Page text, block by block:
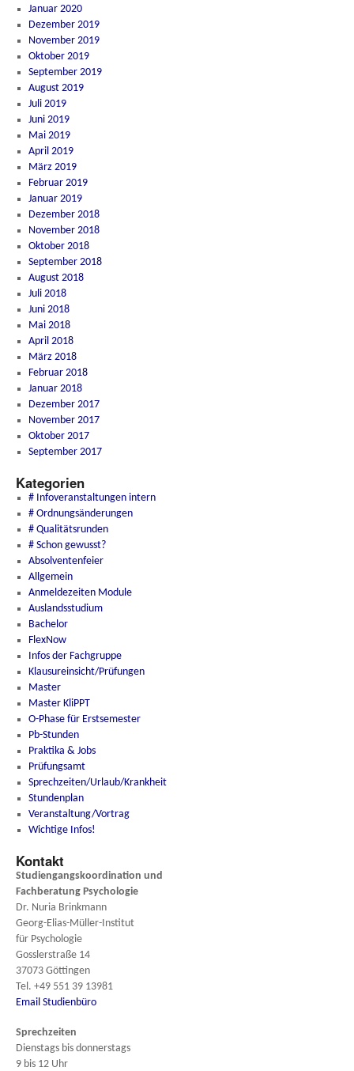
Januar 2020
Dezember 2019
November 2019
Oktober 2019
September 2019
August 2019
Juli 2019
Juni 2019
Mai 2019
April 2019
März 2019
Februar 2019
Januar 2019
Dezember 2018
November 2018
Oktober 2018
September 2018
August 2018
Juli 2018
Juni 2018
Mai 2018
April 2018
März 2018
Februar 2018
Januar 2018
Dezember 2017
November 2017
Oktober 2017
September 2017
Kategorien
# Infoveranstaltungen intern
# Ordnungsänderungen
# Qualitätsrunden
# Schon gewusst?
Absolventenfeier
Allgemein
Anmeldezeiten Module
Auslandsstudium
Bachelor
FlexNow
Infos der Fachgruppe
Klausureinsicht/Prüfungen
Master
Master KliPPT
O-Phase für Erstsemester
Pb-Stunden
Praktika & Jobs
Prüfungsamt
Sprechzeiten/Urlaub/Krankheit
Stundenplan
Veranstaltung/Vortrag
Wichtige Infos!
Kontakt
Studiengangskoordination und
Fachberatung Psychologie
Dr. Nuria Brinkmann
Georg-Elias-Müller-Institut
für Psychologie
Gosslerstraße 14
37073 Göttingen
Tel. +49 551 39 13981
Email Studienbüro
Sprechzeiten
Dienstags bis donnerstags
9 bis 12 Uhr